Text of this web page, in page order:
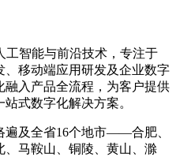
工智能与前沿技术，专注于
移动端应用研发及企业数字
入产品全流程，为客户提供
式数字化解决方案。
遍及全省16个地市——合肥、
马鞍山、铜陵、黄山、滁